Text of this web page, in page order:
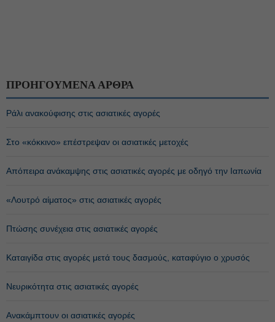
ΠΡΟΗΓΟΥΜΕΝΑ ΑΡΘΡΑ
Ράλι ανακούφισης στις ασιατικές αγορές
Στο «κόκκινο» επέστρεψαν οι ασιατικές μετοχές
Απόπειρα ανάκαμψης στις ασιατικές αγορές με οδηγό την Ιαπωνία
«Λουτρό αίματος» στις ασιατικές αγορές
Πτώσης συνέχεια στις ασιατικές αγορές
Καταιγίδα στις αγορές μετά τους δασμούς, καταφύγιο ο χρυσός
Νευρικότητα στις ασιατικές αγορές
Ανακάμπτουν οι ασιατικές αγορές